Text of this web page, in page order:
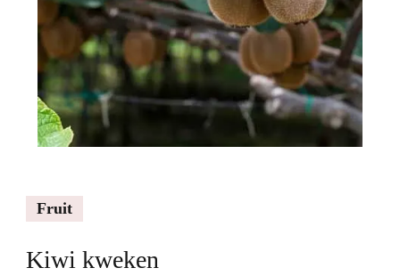
Fruit
Kiwi kweken